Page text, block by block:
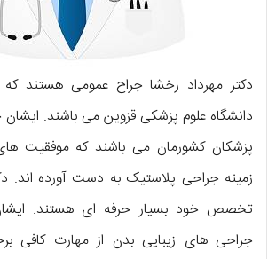
دکتر مهرداد رخشا جراح عمومی هستند که
دانشگاه علوم پزشکی قزوین می باشند. ایشان
پزشکان کشورمان می باشند که موفقیت
زمینه جراحی پلاستیک به دست آورده اند.
تخصص خود بسیار حرفه ای هستند. ایشان
جراحی های زیبایی بدن از مهارت کافی